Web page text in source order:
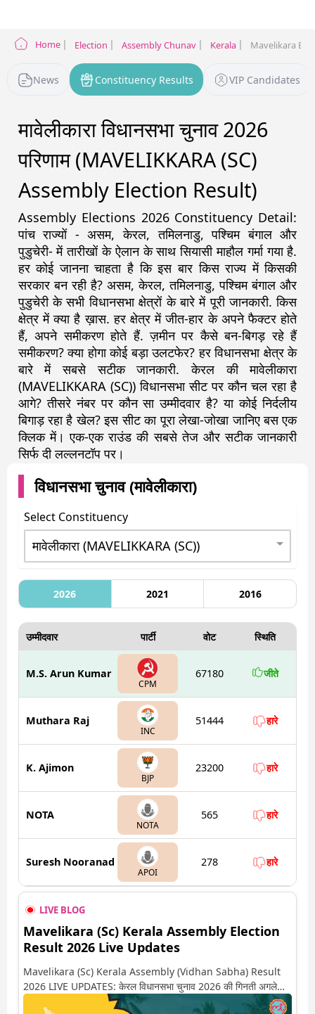
Home Election Assembly Chunav Kerala Mavelikara
News Constituency Results VIP Candidates
मावेलीकारा विधानसभा चुनाव 2026
परिणाम (MAVELIKKARA (SC)
Assembly Election Result)
Assembly Elections 2026 Constituency Detail:
पांच राज्यों - असम, केरल, तमिलनाडु, पश्चिम बंगाल और
पुडुचेरी- में तारीखों के ऐलान के साथ सियासी माहौल गर्मा गया है.
हर कोई जानना चाहता है कि इस बार किस राज्य में किसकी
सरकार बन रही है? असम, केरल, तमिलनाडु, पश्चिम बंगाल और
पुडुचेरी के सभी विधानसभा क्षेत्रों के बारे में पूरी जानकारी. किस
क्षेत्र में क्या है ख़ास. हर क्षेत्र में जीत-हार के अपने फैक्टर होते
हैं, अपने समीकरण होते हैं. ज़मीन पर कैसे बन-बिगड़ रहे हैं
समीकरण? क्या होगा कोई बड़ा उलटफेर? हर विधानसभा क्षेत्र के
बारे में सबसे सटीक जानकारी. केरल की मावेलीकारा
(MAVELIKKARA (SC)) विधानसभा सीट पर कौन चल रहा है
आगे? तीसरे नंबर पर कौन सा उम्मीदवार है? या कोई निर्दलीय
बिगाड़ रहा है खेल? इस सीट का पूरा लेखा-जोखा जानिए बस एक
क्लिक में। एक-एक राउंड की सबसे तेज और सटीक जानकारी
सिर्फ दी लल्लनटॉप पर।
विधानसभा चुनाव (मावेलीकारा)
Select Constituency
2026 2021 2016
उम्मीदवार पार्टी वोट स्थिति
M.S. Arun Kumar
CPM
67180 जीते
Muthara Raj
INC
51444 हारे
K. Ajimon
BJP
23200 हारे
NOTA
NOTA
565 हारे
Suresh Nooranad
APOI
278 हारे
LIVE BLOG
Mavelikara (Sc) Kerala Assembly Election
Result 2026 Live Updates
Mavelikara (Sc) Kerala Assembly (Vidhan Sabha) Result
2026 LIVE UPDATES: केरल विधानसभा चुनाव 2026 की गिनती अगले
कुछ ही देर में शुरू होने वाली है. यहां देखें मावेलीकारा सीट पर कौन आगे-कौन